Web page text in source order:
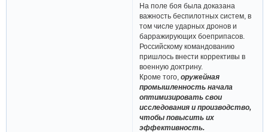
На поле боя была доказана
важность беспилотных систем, в
том числе ударных дронов и
барражирующих боеприпасов.
Российскому командованию
пришлось внести коррективы в
военную доктрину.
Кроме того,оружейная
промышленность начала
оптимизировать свои
исследования и производство,
чтобы повысить их
эффективность.